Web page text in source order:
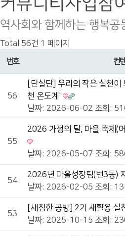
역사회와 함께하는 행복공
Total 56건 1 페이지
번호
컨
56
[단실단] 우리의 작은 실천이
천 온도계'
날짜: 2026-06-02 조회:
55
2026 가정의 달, 마을 축제(
날짜: 2026-05-07 조회:
54
2026년 마을성장팀(번3동)
날짜: 2026-02-05 조회:
53
[새침한 공방] 2기 새활용 실
날짜: 2025-10-15 조회: